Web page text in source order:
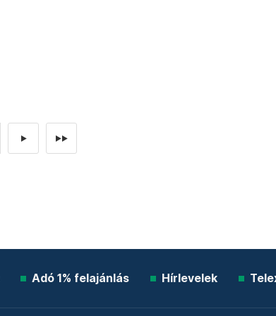
► ►►
Adó 1% felajánlás Hírlevelek